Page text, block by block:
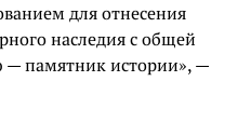
для отнесения
наследия с общей
— памятник истории», —